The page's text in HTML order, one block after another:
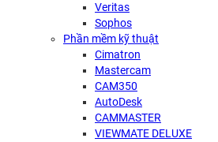
Veritas
Sophos
Phần mềm kỹ thuật
Cimatron
Mastercam
CAM350
AutoDesk
CAMMASTER
VIEWMATE DELUXE